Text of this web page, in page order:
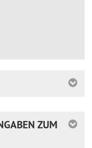
ZUM